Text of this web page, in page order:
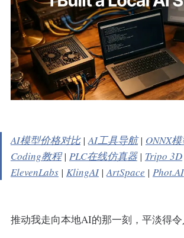
AI模型价格对比|AI工具导航| ONNX
Coding教程| PLC在线仿真器| Tripo 3D
ElevenLabs| KlingAI|ArtSpace | Phot.AI
推动我走向本地AI的那一刻，平淡得令